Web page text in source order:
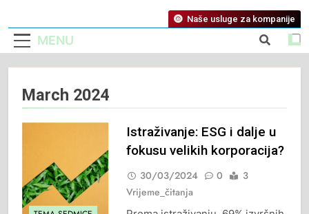
ESG Korisno
Kreiramo Korisne Priče
MENU
Naše usluge za kompanije
March 2024
Istraživanje: ESG i dalje u
fokusu velikih korporacija?
30/03/2024 0
3
Vrijeme_čitanja